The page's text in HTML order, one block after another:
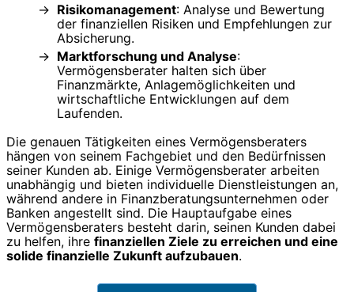
Risikomanagement: Analyse und Bewertung
der finanziellen Risiken und Empfehlungen zur
Absicherung.
Marktforschung und Analyse:
Vermögensberater halten sich über
Finanzmärkte, Anlagemöglichkeiten und
wirtschaftliche Entwicklungen auf dem
Laufenden.
Die genauen Tätigkeiten eines Vermögensberaters
hängen von seinem Fachgebiet und den Bedürfnissen
seiner Kunden ab. Einige Vermögensberater arbeiten
unabhängig und bieten individuelle Dienstleistungen an,
während andere in Finanzberatungsunternehmen oder
Banken angestellt sind. Die Hauptaufgabe eines
Vermögensberaters besteht darin, seinen Kunden dabei
zu helfen, ihre finanziellen Ziele zu erreichen und eine
solide finanzielle Zukunft aufzubauen.